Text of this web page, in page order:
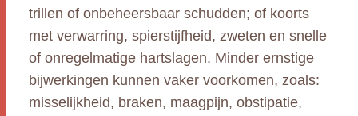
trillen of onbeheersbaar schudden; of koorts
met verwarring, spierstijfheid, zweten en snelle
of onregelmatige hartslagen. Minder ernstige
bijwerkingen kunnen vaker voorkomen, zoals:
misselijkheid, braken, maagpijn, obstipatie,